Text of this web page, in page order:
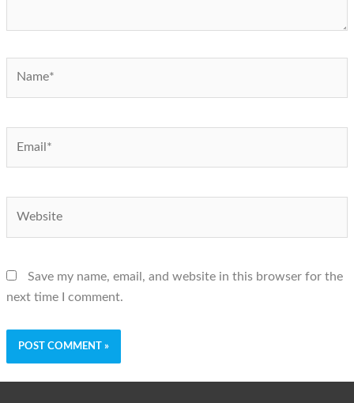
Save my name, email, and website in this browser for the
next time I comment.